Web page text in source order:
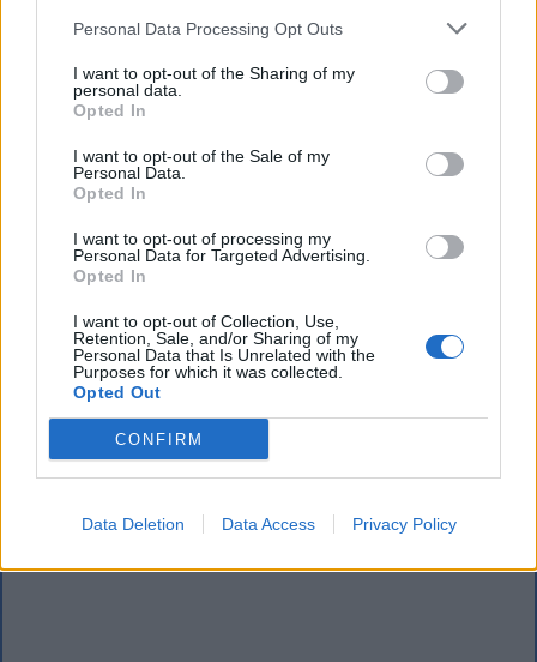
Personal Data Processing Opt Outs
I want to opt-out of the Sharing of my
personal data.
Opted In
I want to opt-out of the Sale of my
Personal Data.
Opted In
I want to opt-out of processing my
Personal Data for Targeted Advertising.
Opted In
I want to opt-out of Collection, Use,
Retention, Sale, and/or Sharing of my
Personal Data that Is Unrelated with the
Purposes for which it was collected.
Opted Out
CONFIRM
Data Deletion Data Access Privacy Policy
zrobiona była z globusa, a sama gra
boisku ustawiały się dwie drużyny, które
grały przeciwko sobie. Należało kopnąć
piłkę w stronę przeciwnika. Zawodnik
kopiący piłkę musiał nazwać region, który
dotknął czubkiem buta. Mogło być to
państwo, miasto, rzeka lub góra, w
została kopnięta.